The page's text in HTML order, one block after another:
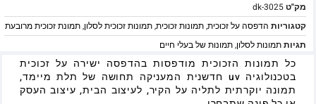
מק"טdk-3025
קטגוריות הדפסה על זכוכית,תמונות זכוכית,תמונות זכוכית לסלון,תמונת זכוכית מרובעת
תגיותתמונות לסלון,תמונות של בעלי חיים
כל תמונות הזכוכית מודפסות בהדפסה ישירה על זכוכית
בטכנולוגיה uv חדשנית המעניקה תחושה של תלת מיימד,
תמונה יוקרתית לתליה על הקיר, לעיצוב הבית, עיצוב העסק